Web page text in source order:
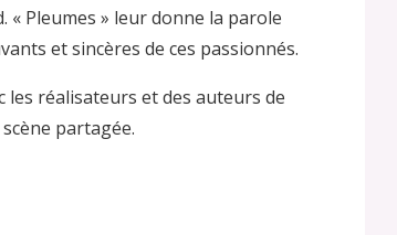
« Pleumes » leur donne la parole
et sincères de ces passionnés.
les réalisateurs et des auteurs de
partagée.